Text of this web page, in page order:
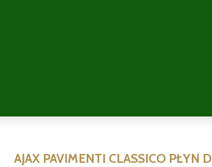
AJAX PAVIMENTI CLASSICO PŁYN